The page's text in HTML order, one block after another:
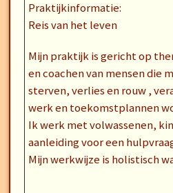
Praktijkinformatie:
Reis van het leven
Mijn praktijk is gericht op
en coachen van mensen die
sterven, verlies en rouw ,
werk en toekomstplannen
Ik werk met volwassenen,
aanleiding voor een
Mijn werkwijze is holistisch